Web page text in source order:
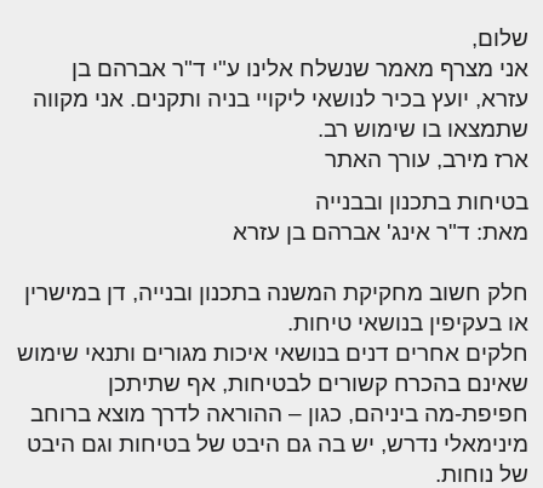
שלום,
אני מצרף מאמר שנשלח אלינו ע"י ד"ר אברהם בן
עזרא, יועץ בכיר לנושאי ליקויי בניה ותקנים. אני מקווה
שתמצאו בו שימוש רב.
ארז מירב, עורך האתר
בטיחות בתכנון ובבנייה
מאת: ד"ר אינג' אברהם בן עזרא
חלק חשוב מחקיקת המשנה בתכנון ובנייה, דן במישרין
או בעקיפין בנושאי טיחות.
חלקים אחרים דנים בנושאי איכות מגורים ותנאי שימוש
שאינם בהכרח קשורים לבטיחות, אף שתיתכן
חפיפת-מה ביניהם, כגון – ההוראה לדרך מוצא ברוחב
מינימאלי נדרש, יש בה גם היבט של בטיחות וגם היבט
של נוחות.